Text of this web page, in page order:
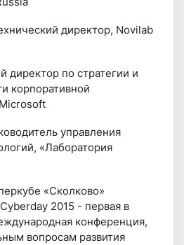
директор, Novilab
директор по стратегии и
корпоративной
управления
«Лаборатория
«Сколково»
2015 - первая в
конференция,
вопросам развития